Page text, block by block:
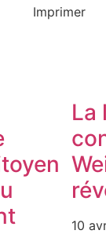
Imprimer
La
10